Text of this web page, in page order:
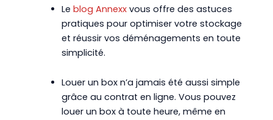
Le blog Annexx vous offre des astuces
pratiques pour optimiser votre stockage
et réussir vos déménagements en toute
simplicité.
Louer un box n’a jamais été aussi simple
grâce au contrat en ligne. Vous pouvez
louer un box à toute heure, même en